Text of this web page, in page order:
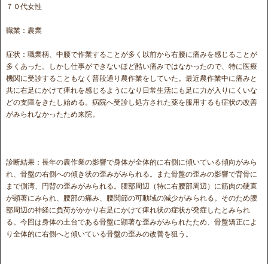
７０代女性
職業：農業
症状：職業柄、中腰で作業することが多く以前から右腰に痛みを感じることが
多くあった。しかし仕事ができないほど酷い痛みではなかったので、特に医療
機関に受診することもなく普段通り農作業をしていた。最近農作業中に痛みと
共に右足にかけて痺れを感じるようになり日常生活にも足に力が入りにくいな
どの支障をきたし始める。病院へ受診し処方された薬を服用するも症状の改善
がみられなかったため来院。
診断結果：長年の農作業の影響で身体が全体的に右側に傾いている傾向がみら
れ、骨盤の右側への傾き状の歪みがみられる。また骨盤の歪みの影響で背骨に
まで側湾、円背の歪みがみられる。腰部周辺（特に右腰部周辺）に筋肉の硬直
が顕著にみられ、腰部の痛み、腰関節の可動域の減少がみられる。そのため腰
部周辺の神経に負荷がかかり右足にかけて痺れ状の症状が発症したとみられ
る。今回は身体の土台である骨盤に顕著な歪みがみられたため、骨盤矯正によ
り全体的に右側へと傾いている骨盤の歪みの改善を狙う。